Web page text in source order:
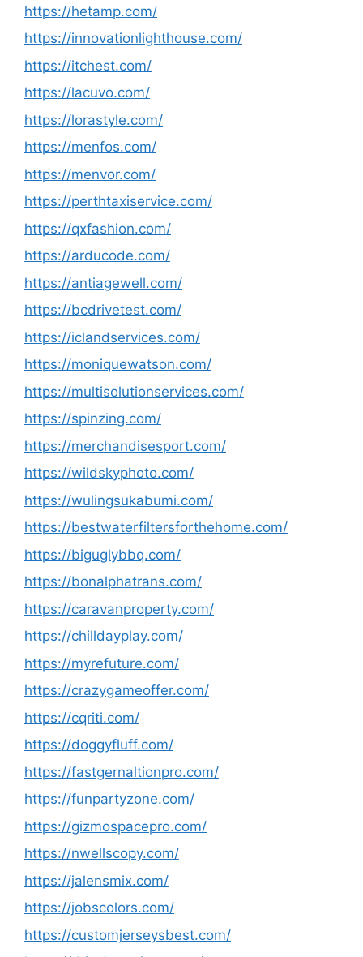
https://hetamp.com/
https://innovationlighthouse.com/
https://itchest.com/
https://lacuvo.com/
https://lorastyle.com/
https://menfos.com/
https://menvor.com/
https://perthtaxiservice.com/
https://qxfashion.com/
https://arducode.com/
https://antiagewell.com/
https://bcdrivetest.com/
https://iclandservices.com/
https://moniquewatson.com/
https://multisolutionservices.com/
https://spinzing.com/
https://merchandisesport.com/
https://wildskyphoto.com/
https://wulingsukabumi.com/
https://bestwaterfiltersforthehome.com/
https://biguglybbq.com/
https://bonalphatrans.com/
https://caravanproperty.com/
https://chilldayplay.com/
https://myrefuture.com/
https://crazygameoffer.com/
https://cqriti.com/
https://doggyfluff.com/
https://fastgernaltionpro.com/
https://funpartyzone.com/
https://gizmospacepro.com/
https://nwellscopy.com/
https://jalensmix.com/
https://jobscolors.com/
https://customjerseysbest.com/